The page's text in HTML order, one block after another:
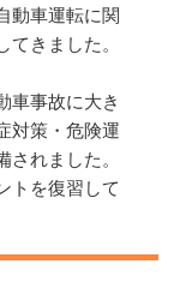
動車運転に関
きました。
車事故に大き
対策・危険運
れました。
トを復習して